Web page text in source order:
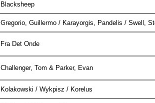
Blacksheep
Gregorio, Guillermo / Karayorgis, Pandelis / Swell,
Fra Det Onde
Challenger, Tom & Parker, Evan
Kolakowski / Wykpisz / Korelus